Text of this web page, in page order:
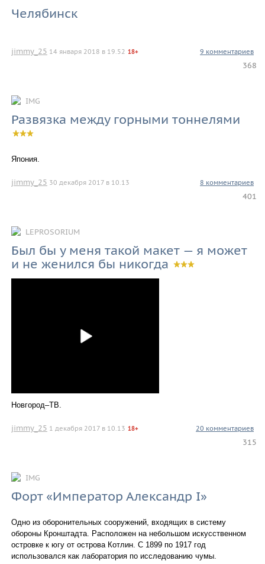
Челябинск
jimmy_25 14 января 2018 в 19.52 18+ 9 комментариев
368
IMG
Развязка между горными тоннелями
Япония.
jimmy_25 30 декабря 2017 в 10.13 8 комментариев
401
LEPROSORIUM
Был бы у меня такой макет — я может
и не женился бы никогда
Новгород–ТВ.
jimmy_25 1 декабря 2017 в 10.13 18+ 20 комментариев
315
IMG
Форт «Император Александр I»
Одно из оборонительных сооружений, входящих в систему
обороны Кронштадта. Расположен на небольшом искусственном
островке к югу от острова Котлин. С 1899 по 1917 год
использовался как лаборатория по исследованию чумы.